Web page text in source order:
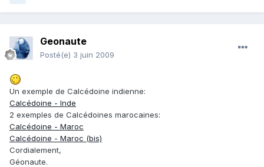
Geonaute
Posté(e) 3 juin 2009
Un exemple de Calcédoine indienne:
Calcédoine - Inde
2 exemples de Calcédoines marocaines:
Calcédoine - Maroc
Calcédoine - Maroc (bis)
Cordialement,
Géonaute.